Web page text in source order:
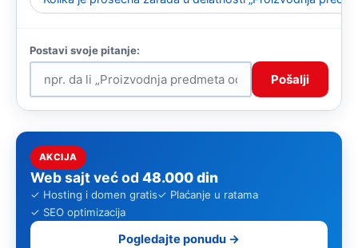
Pošalji
AKCIJA
Web sajt već od 48.000 din
✓ Hosting i domen gratis✓ Plaćanje u ratama
✓ SEO optimizacija
Pogledajte ponudu →